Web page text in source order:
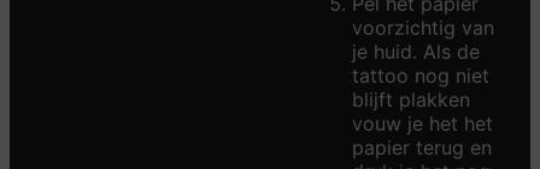
voorzichtig van
je huid. Als de
tattoo nog niet
blijft plakken
vouw je het het
papier terug en